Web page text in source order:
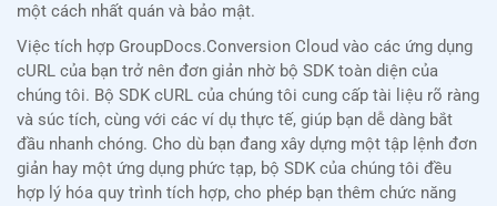
một cách nhất quán và bảo mật.
Việc tích hợp GroupDocs.Conversion Cloud vào các ứng dụng
cURL của bạn trở nên đơn giản nhờ bộ SDK toàn diện của
chúng tôi. Bộ SDK cURL của chúng tôi cung cấp tài liệu rõ ràng
và súc tích, cùng với các ví dụ thực tế, giúp bạn dễ dàng bắt
đầu nhanh chóng. Cho dù bạn đang xây dựng một tập lệnh đơn
giản hay một ứng dụng phức tạp, bộ SDK của chúng tôi đều
hợp lý hóa quy trình tích hợp, cho phép bạn thêm chức năng